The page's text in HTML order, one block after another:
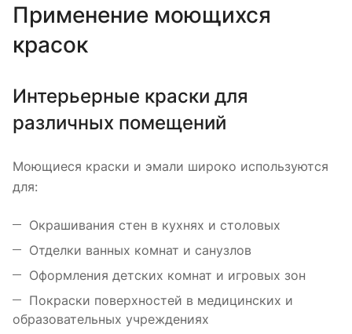
Применение моющихся
красок
Интерьерные краски для
различных помещений
Моющиеся краски и эмали широко используются
для:
Окрашивания стен в кухнях и столовых
Отделки ванных комнат и санузлов
Оформления детских комнат и игровых зон
Покраски поверхностей в медицинских и
образовательных учреждениях